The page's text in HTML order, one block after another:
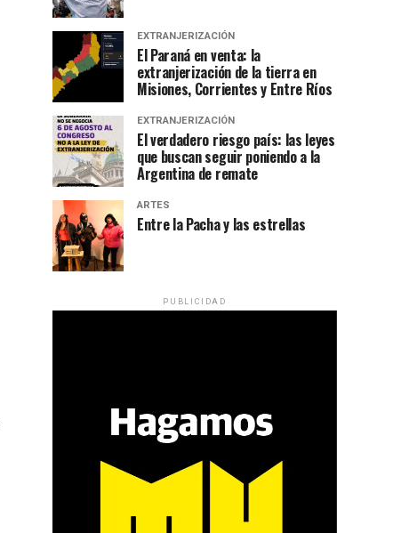
EXTRANJERIZACIÓN
El Paraná en venta: la
extranjerización de la tierra en
Misiones, Corrientes y Entre Ríos
EXTRANJERIZACIÓN
El verdadero riesgo país: las leyes
que buscan seguir poniendo a la
Argentina de remate
ARTES
Entre la Pacha y las estrellas
PUBLICIDAD